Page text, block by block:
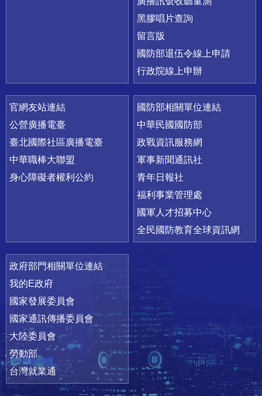
黑膠唱片查詢
留言版
國防部退伍令線上申請
行政院線上申辦
官網友站連結
公營廣播電臺
臺北國際社區廣播電臺
中華職棒大聯盟
身心障礙者權利公約
國防部相關單位連結
中華民國國防部
政戰資訊服務網
軍事新聞通訊社
青年日報社
福利事業管理處
國軍人才招募中心
全民國防教育全球資訊網
政府部門相關單位連結
我的E政府
國家發展委員會
國家通訊傳播委員會
大陸委員會
勞動部
台灣就業通